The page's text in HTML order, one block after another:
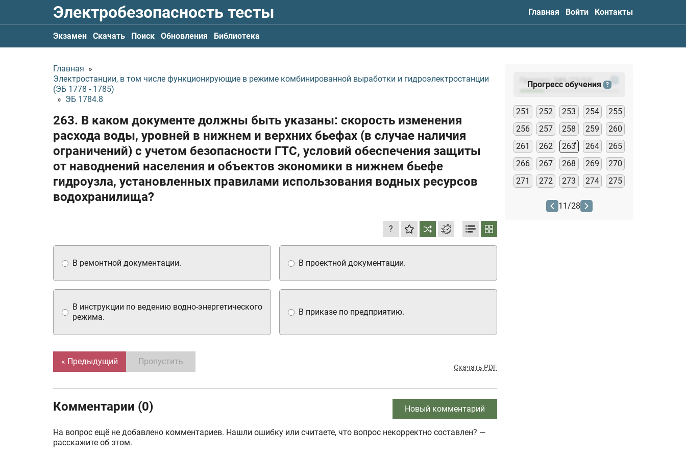
Электробезопасность тесты Главная Войти Контакты
Экзамен Скачать Поиск Обновления Библиотека
Главная »
Электростанции, в том числе функционирующие в режиме комбинированной выработки и гидроэлектростанции
(ЭБ 1778 - 1785)
» ЭБ 1784.8
263. В каком документе должны быть указаны: скорость изменения
расхода воды, уровней в нижнем и верхних бьефах (в случае наличия
ограничений) с учетом безопасности ГТС, условий обеспечения защиты
от наводнений населения и объектов экономики в нижнем бьефе
гидроузла, установленных правилами использования водных ресурсов
водохранилища?
?
В инструкции по ведению водно-энергетического
режима.
В приказе по предприятию.
В проектной документации.
В ремонтной документации.
« Предыдущий Пропустить
Скачать PDF
Комментарии (0) Новый комментарий
На вопрос ещё не добавлено комментариев. Нашли ошибку или считаете, что вопрос некорректно составлен? —
расскажите об этом.
Прогресс: (23
Прогресс обучения ?
251 252 253 254
255
256
257 258 259
260
261
262 263 264
265
266
267 268 269
270
271
272 273 274 275
11/28